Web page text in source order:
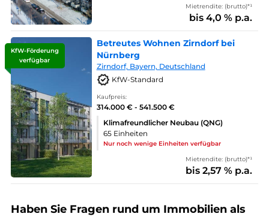
Mietrendite: (brutto)*¹
bis 4,0 % p.a.
KfW-Förderung
verfügbar
Betreutes Wohnen Zirndorf bei
Nürnberg
Zirndorf, Bayern, Deutschland
KfW-Standard
Kaufpreis:
314.000 € - 541.500 €
Klimafreundlicher Neubau (QNG)
65 Einheiten
Nur noch wenige Einheiten verfügbar
Mietrendite: (brutto)*¹
bis 2,57 % p.a.
Haben Sie Fragen rund um Immobilien als